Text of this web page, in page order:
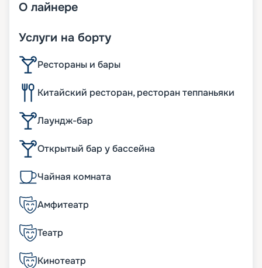
О лайнере
Услуги на борту
Рестораны и бары
Китайский ресторан, ресторан теппаньяки
Лаундж-бар
Открытый бар у бассейна
Чайная комната
Амфитеатр
Театр
Кинотеатр